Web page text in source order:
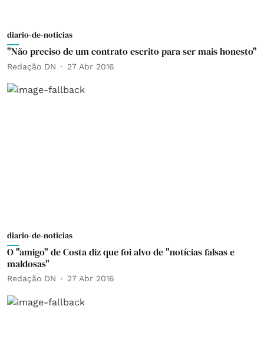
diario-de-noticias
"Não preciso de um contrato escrito para ser mais honesto"
Redação DN 27 Abr 2016
diario-de-noticias
O "amigo" de Costa diz que foi alvo de "notícias falsas e
maldosas"
Redação DN 27 Abr 2016